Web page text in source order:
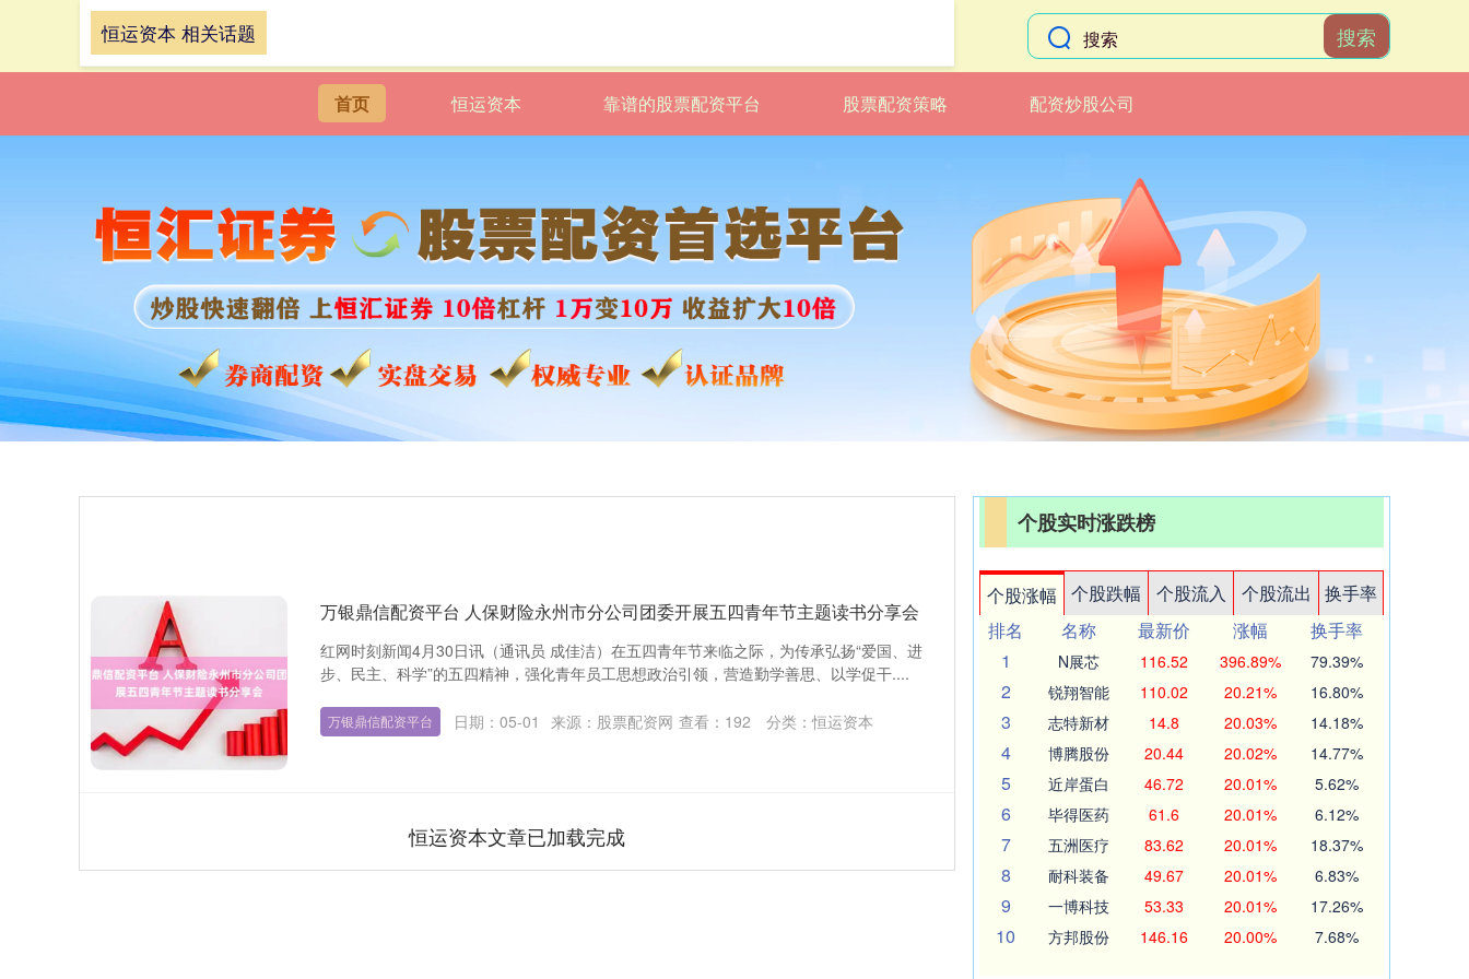
搜索
首页 恒运资本 靠谱的股票配资平台 股票配资策略 配资炒股公司
恒运资本 相关话题
万银鼎信配资平台 人保财险永州市分公司团委开展五四青年节主题读书分享会
红网时刻新闻4月30日讯（通讯员 成佳洁）在五四青年节来临之际，为传承弘扬“爱国、进
步、民主、科学”的五四精神，强化青年员工思想政治引领，营造勤学善思、以学促干....
万银鼎信配资平台 日期：05-01 来源：股票配资网 查看： 192 分类：恒运资本
恒运资本文章已加载完成
个股实时涨跌榜
个股涨幅 个股跌幅 个股流入 个股流出
换手率
排名
名称 最新价 涨幅
换手率
1
N展芯 116.52 396.89% 79.39%
2 锐翔智能 110.02 20.21% 16.80%
3 志特新材 14.8 20.03% 14.18%
4 博腾股份 20.44 20.02% 14.77%
5 近岸蛋白 46.72 20.01% 5.62%
6 毕得医药 61.6 20.01% 6.12%
7 五洲医疗 83.62 20.01% 18.37%
8 耐科装备 49.67 20.01% 6.83%
9 一博科技 53.33 20.01% 17.26%
10 方邦股份 146.16 20.00% 7.68%